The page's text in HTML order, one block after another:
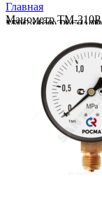
Главная
Манометр ТМ-310Р
М12х1,5 150C
Манометр ТМ-310Р радиальный Дк63 4МПа кл.т.2,5